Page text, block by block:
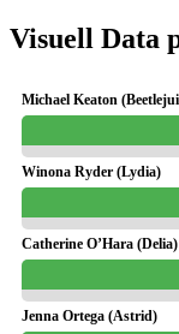
Visuell Data
Michael Keaton
Winona Ryder (Lydia)
Catherine O’Hara (Delia)
Jenna Ortega (Astrid)